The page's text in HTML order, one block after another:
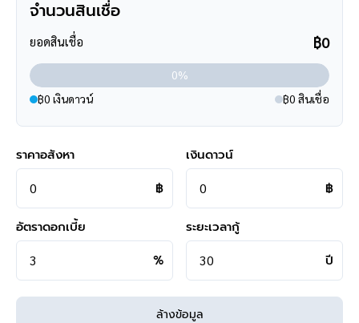
- ตัวบ้าน ห่างหน้าโครงการเพียง 400 เมตร
- เข้า-ออก ได้หลายเส้นทาง ได้แก่ ถนนราชพฤกษ์ ,ถนนนครอินทร์
,ถนนพระราม5 ,ถนนกาญจนาภิเษก
- ใกล้จุดขึ้นทางด่วน "ศรีรัช"
**สอบถามข้อมูลบ้านมือสอง**
สูงสุดถึง 90-110 % ที่สำคัญคือ ฟรีค่ะ
-264-4465
คุยไลน์กับบ้านบางกอก >
http://line.me/ti/p/%40bangkokasset
https://goo.gl/esmXPD
ราคาอสังหา
฿
เงินดาวน์
฿
อัตราดอกเบี้ย
%
ระยะเวลากู้
ปี
ล้างข้อมูล
จำนวนสินเชื่อ
ยอดสินเชื่อ ฿0
0%
฿0 เงินดาวน์
฿0 สินเชื่อ